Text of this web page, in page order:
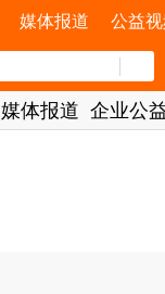
媒体报道 公益
媒体报道 企业公